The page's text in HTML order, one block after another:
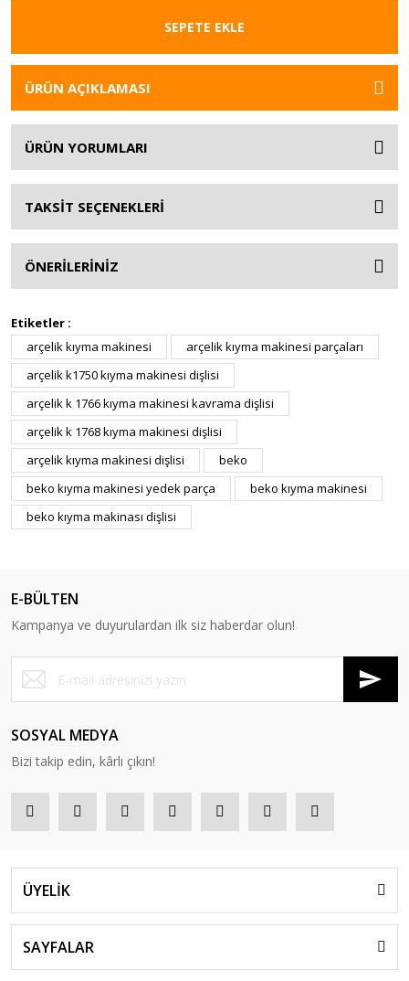
SEPETE EKLE
ÜRÜN AÇIKLAMASI
ÜRÜN YORUMLARI
TAKSİT SEÇENEKLERİ
ÖNERİLERİNİZ
Etiketler :
arçelik kıyma makinesi
arçelik kıyma makinesi parçaları
arçelik k1750 kıyma makinesi dişlisi
arçelik k 1766 kıyma makinesi kavrama dişlisi
arçelik k 1768 kıyma makinesi dişlisi
arçelik kıyma makinesi dişlisi
beko
beko kıyma makinesi yedek parça
beko kıyma makinesi
beko kıyma makinası dişlisi
E-BÜLTEN
Kampanya ve duyurulardan ilk siz haberdar olun!
SOSYAL MEDYA
Bizi takip edin, kârlı çıkın!
ÜYELİK
SAYFALAR